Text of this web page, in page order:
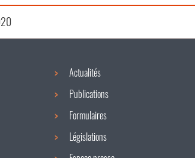
Actualités
Publications
Formulaires
Législations